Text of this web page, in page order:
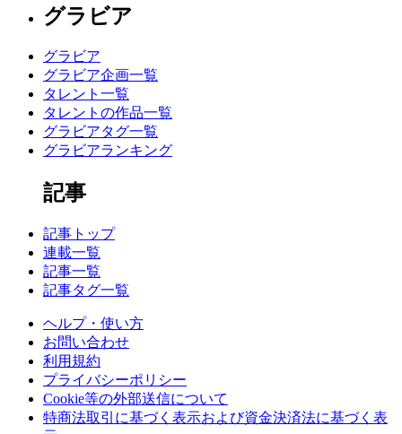
グラビア
グラビア
グラビア企画一覧
タレント一覧
タレントの作品一覧
グラビアタグ一覧
グラビアランキング
記事
記事トップ
連載一覧
記事一覧
記事タグ一覧
ヘルプ・使い方
お問い合わせ
利用規約
プライバシーポリシー
Cookie等の外部送信について
特商法取引に基づく表示および資金決済法に基づく表